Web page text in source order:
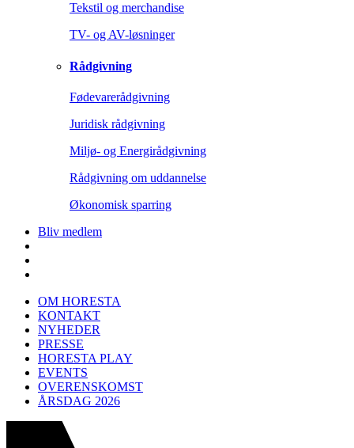
Tekstil og merchandise
TV- og AV-løsninger
Rådgivning
Fødevarerådgivning
Juridisk rådgivning
Miljø- og Energirådgivning
Rådgivning om uddannelse
Økonomisk sparring
Bliv medlem
OM HORESTA
KONTAKT
NYHEDER
PRESSE
HORESTA PLAY
EVENTS
OVERENSKOMST
ÅRSDAG 2026